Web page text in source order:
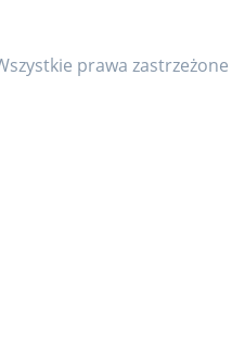
prawa zastrzeżone